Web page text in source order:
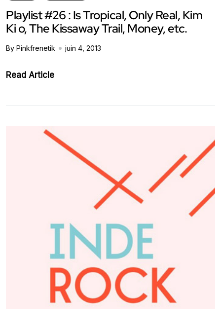
Playlist #26 : Is Tropical, Only Real, Kim
Ki o, The Kissaway Trail, Money, etc.
By Pinkfrenetik juin 4, 2013
Read Article